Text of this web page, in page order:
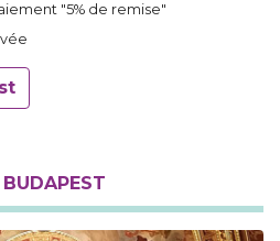
"5% de remise"